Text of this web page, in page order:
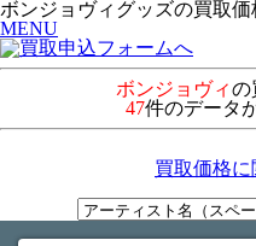
ボンジョヴィグッズの買取
MENU
ボンジョヴィの
47件のデータ
買取価格